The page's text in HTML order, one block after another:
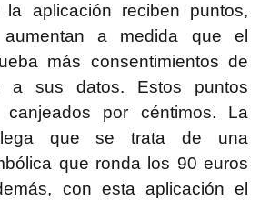
la aplicación reciben puntos,
a medida que el
más consentimientos de
a sus datos. Estos puntos
canjeados por céntimos. La
que se trata de una
que ronda los 90 euros
con esta aplicación el